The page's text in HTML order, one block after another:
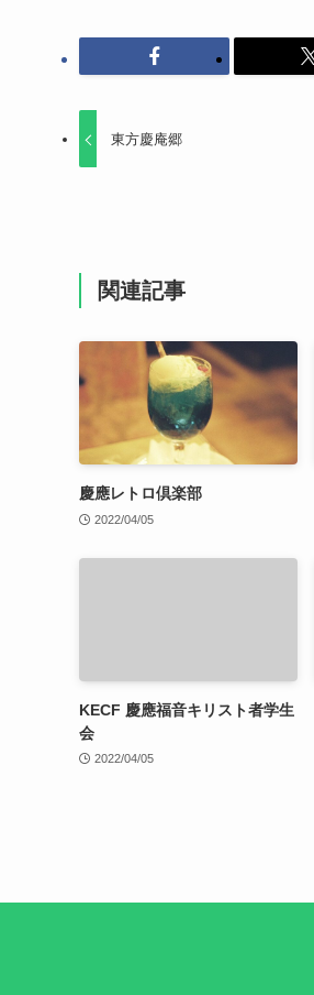
東方慶庵郷
関連記事
慶應レトロ倶楽部
2022/04/05
KECF 慶應福音キリスト者学生
会
2022/04/05